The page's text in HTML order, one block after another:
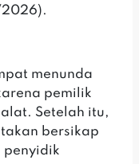
menunda
pemilik
Setelah itu,
bersikap
penyidik